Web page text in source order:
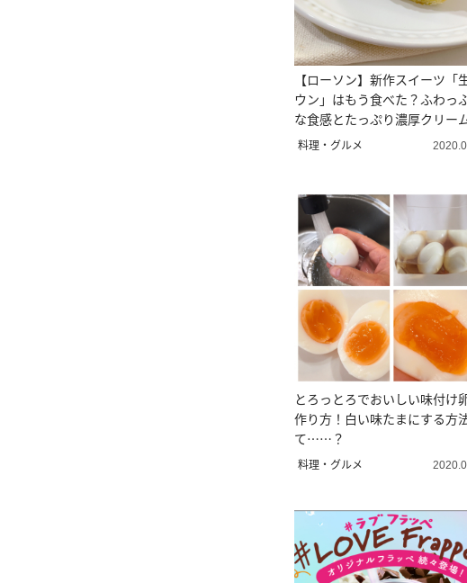
【ローソン】新作スイーツ「
ウン」はもう食べた？ふわっ
な食感とたっぷり濃厚クリー
美味！
料理・グルメ
とろっとろでおいしい味付け
作り方！白い味たまにする方
て……？
料理・グルメ